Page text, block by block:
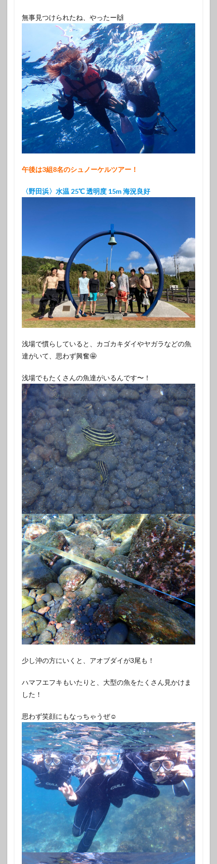
無事見つけられたね、やったー🙌
午後は3組8名のシュノーケルツアー！
〈野田浜〉水温 25℃ 透明度 15m 海況良好
浅場で慣らしていると、カゴカキダイやヤガラなどの魚
達がいて、思わず興奮🤩
浅場でもたくさんの魚達がいるんです〜！
少し沖の方にいくと、アオブダイが3尾も！
ハマフエフキもいたりと、大型の魚をたくさん見かけま
した！
思わず笑顔にもなっちゃうぜ☺️